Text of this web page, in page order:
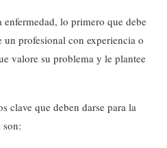
enfermedad, lo primero que debe
un profesional con experiencia o
valore su problema y le plantee
clave que deben darse para la
son: